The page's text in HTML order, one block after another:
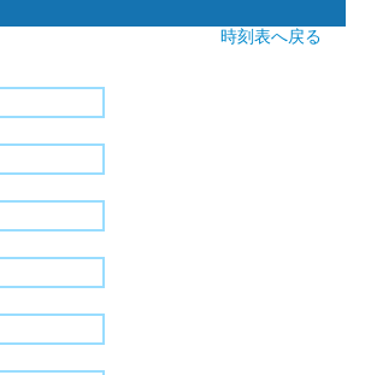
時刻表へ戻る